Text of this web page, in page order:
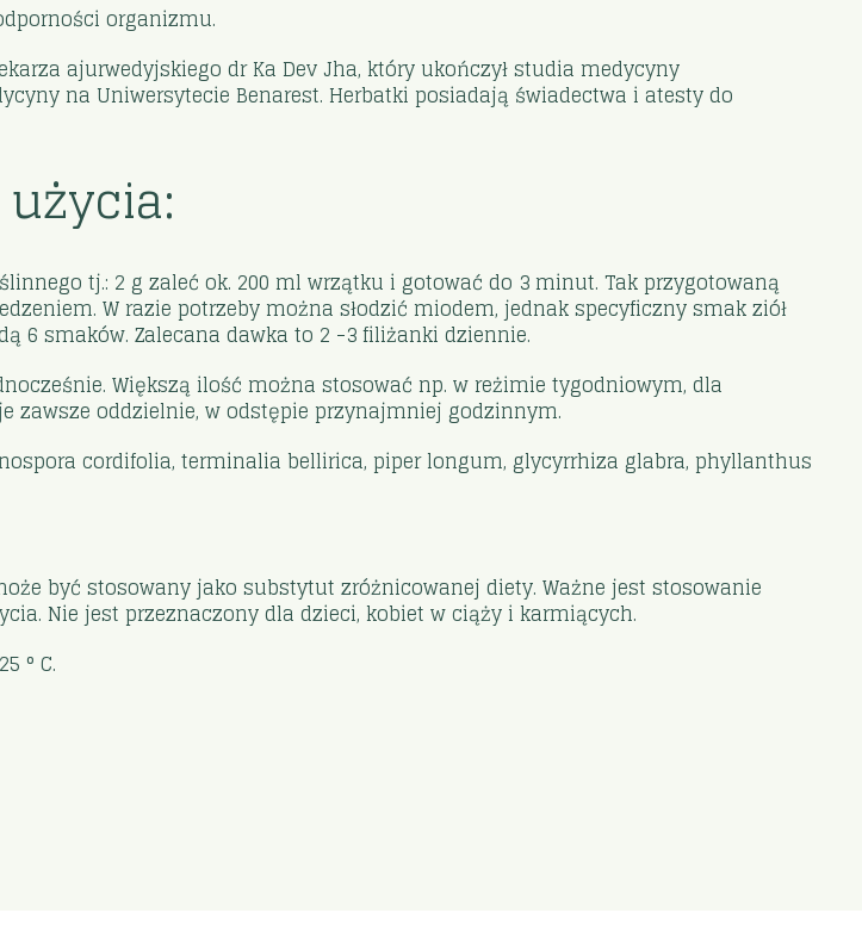
organizmu.
ajurwedyjskiego dr Ka Dev Jha, który ukończył studia medycyny
na Uniwersytecie Benarest. Herbatki posiadają świadectwa i atesty do
tj.: 2 g zaleć ok. 200 ml wrzątku i gotować do 3 minut. Tak przygotowaną
W razie potrzeby można słodzić miodem, jednak specyficzny smak ziół
6 smaków. Zalecana dawka to 2 -3 filiżanki dziennie.
Większą ilość można stosować np. w reżimie tygodniowym, dla
zawsze oddzielnie, w odstępie przynajmniej godzinnym.
cordifolia, terminalia bellirica, piper longum, glycyrrhiza glabra, phyllanthus
być stosowany jako substytut zróżnicowanej diety. Ważne jest stosowanie
Nie jest przeznaczony dla dzieci, kobiet w ciąży i karmiących.
° C.